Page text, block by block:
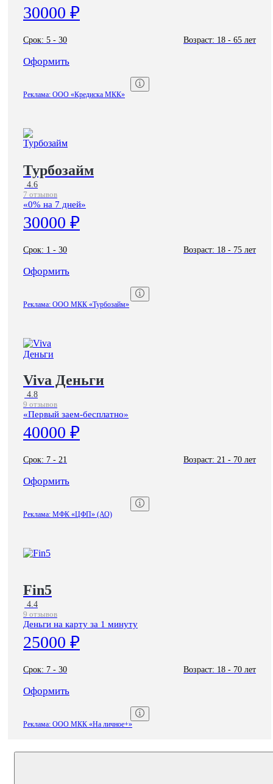
30000 ₽
Срок: 5 - 30 Возраст: 18 - 65 лет
Оформить
Реклама: ООО «Кредиска МКК»
Турбозайм
4.6
7 отзывов
«0% на 7 дней»
30000 ₽
Срок: 1 - 30 Возраст: 18 - 75 лет
Оформить
Реклама: ООО МКК «Турбозайм»
Viva Деньги
4.8
9 отзывов
«Первый заем-бесплатно»
40000 ₽
Срок: 7 - 21 Возраст: 21 - 70 лет
Оформить
Реклама: МФК «ЦФП» (АО)
Fin5
4.4
9 отзывов
Деньги на карту за 1 минуту
25000 ₽
Срок: 7 - 30 Возраст: 18 - 70 лет
Оформить
Реклама: ООО МКК «На личное+»